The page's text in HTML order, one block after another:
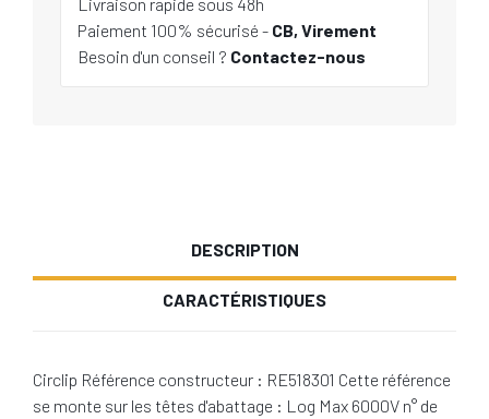
Paiement 100% sécurisé - CB, Virement
Besoin d'un conseil ? Contactez-nous
DESCRIPTION
CARACTÉRISTIQUES
Circlip Référence constructeur : RE518301 Cette référence
se monte sur les têtes d'abattage : Log Max 6000V n° de